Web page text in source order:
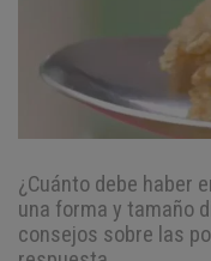
¿Cuánto debe haber
una forma y tamaño
consejos sobre las